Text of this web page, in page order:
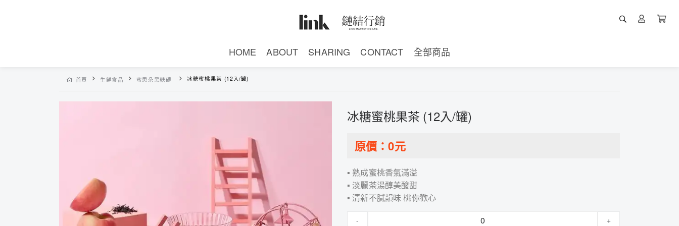
HOME ABOUT SHARING CONTACT 全部商品
首頁 生鮮食品 蜜思朵黑糖磚 冰糖蜜桃果茶 (12入/罐)
冰糖蜜桃果茶 (12入/罐)
原價：0元
▪ 熟成蜜桃香氣滿溢
▪ 淡麗茶湯醇美酸甜
▪ 清新不膩韻味 桃你歡心
- +